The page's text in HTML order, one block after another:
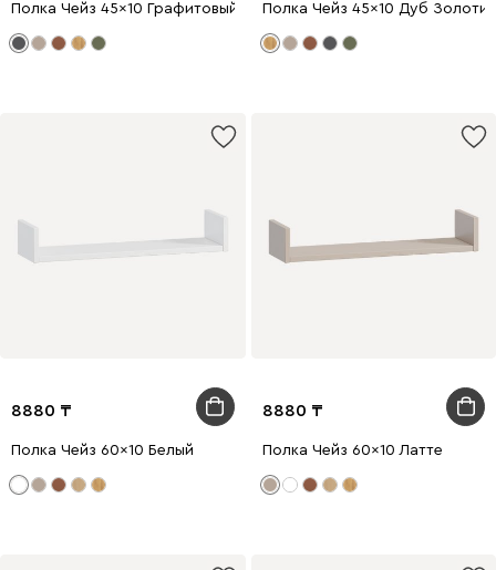
Полка Чейз 45x10 Графитовый Полка Чейз 45x10 Дуб
8880
Полка Чейз 60x10 Белый
8880
Полка Чейз 60x10 Латте